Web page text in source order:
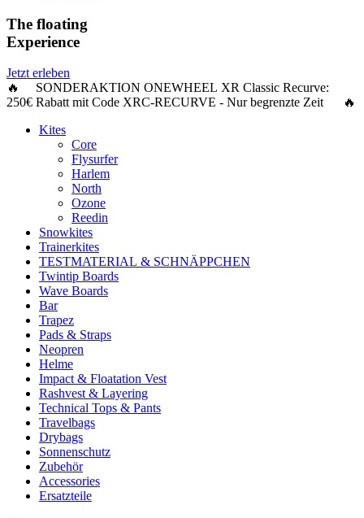
The floating
Experience
Jetzt erleben
🔥 SONDERAKTION ONEWHEEL XR Classic Recurve:
250€ Rabattmit Code XRC-RECURVE - Nur begrenzte Zeit 🔥
Kites
Core
Flysurfer
Harlem
North
Ozone
Reedin
Snowkites
Trainerkites
TESTMATERIAL & SCHNÄPPCHEN
Twintip Boards
Wave Boards
Bar
Trapez
Pads & Straps
Neopren
Helme
Impact & Floatation Vest
Rashvest & Layering
Technical Tops & Pants
Travelbags
Drybags
Sonnenschutz
Zubehör
Accessories
Ersatzteile